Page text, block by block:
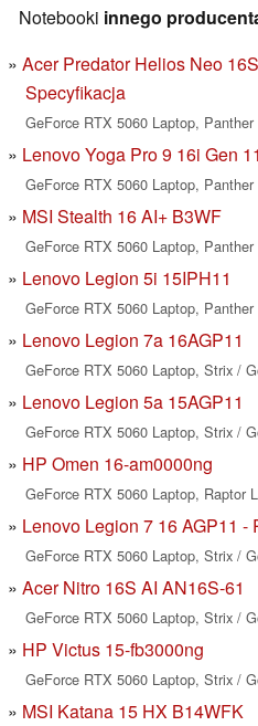
Notebooki innego
Acer Predator Helios Neo
Specyfikacja
GeForce RTX 5060 Laptop,
Lenovo Yoga Pro 9 16i Gen
GeForce RTX 5060 Laptop,
MSI Stealth 16 AI+ B3WF
GeForce RTX 5060 Laptop,
Lenovo Legion 5i 15IPH11
GeForce RTX 5060 Laptop,
Lenovo Legion 7a 16AGP11
GeForce RTX 5060 Laptop, Strix /
Lenovo Legion 5a 15AGP11
GeForce RTX 5060 Laptop, Strix /
HP Omen 16-am0000ng
GeForce RTX 5060 Laptop, Raptor
Lenovo Legion 7 16 AGP11
GeForce RTX 5060 Laptop, Strix /
Acer Nitro 16S AI AN16S-61
GeForce RTX 5060 Laptop, Strix /
HP Victus 15-fb3000ng
GeForce RTX 5060 Laptop, Strix /
MSI Katana 15 HX B14WFK